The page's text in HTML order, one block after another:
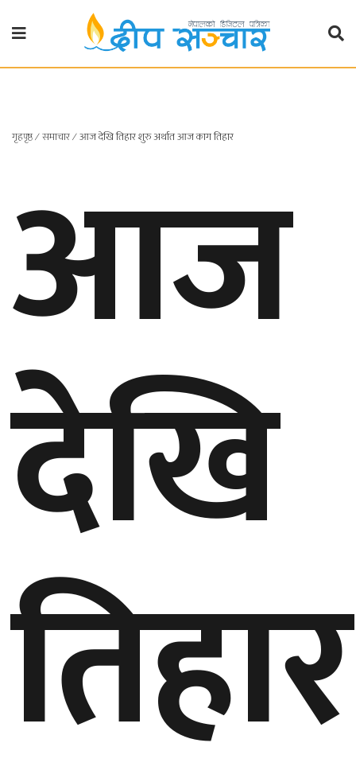
गृहपृष्ठ
प्रदेश
१
प्रदेश
बाग्मती
गण्डकी
प्रदेश
प्रदेश
कर्णाली
प्रदेश
समाज
विचार
गृहपृष्ठ∕समाचार∕आज देखि तिहार शुरु अर्थात आज काग तिहार
आज
देखि
तिहार